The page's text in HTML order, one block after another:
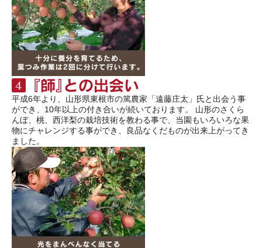
平成6年より、山形県東根市の篤農家「遠藤庄太」氏と出会う事
ができ、10年以上の付き合いが続いております。 山形のさくら
んぼ、桃、西洋梨の栽培技術を教わる事で、当園もいろいろな果
物にチャレンジする事ができ、良品なくだものが出来上がってき
ました。